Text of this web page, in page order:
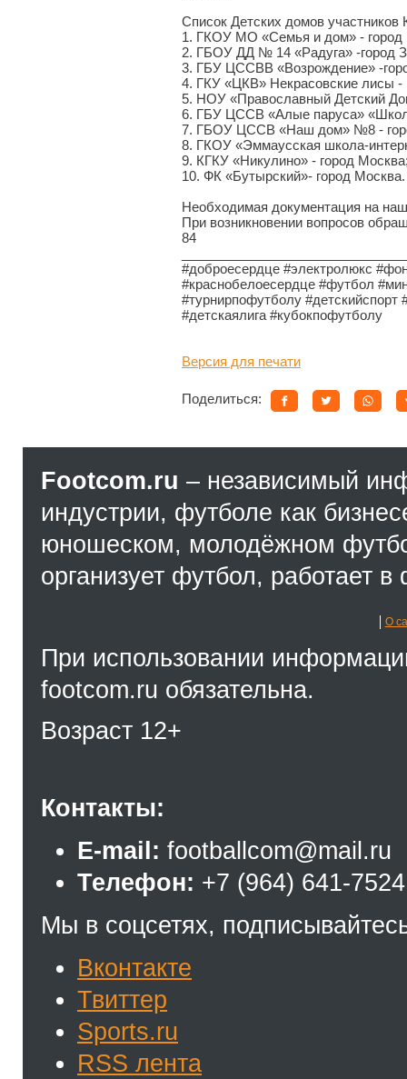
Список Детских домов
1. ГКОУ МО «Семья и дом» - город
2. ГБОУ ДД № 14 «Радуга» -город
3. ГБУ ЦССВВ «Возрождение» -
4. ГКУ «ЦКВ» Некрасовские лисы -
5. НОУ «Православный Детский
6. ГБУ ЦССВ «Алые паруса»
7. ГБОУ ЦССВ «Наш дом» №8 -
8. ГКОУ «Эммаусская школа-
9. КГКУ «Никулино» - город
10. ФК «Бутырский»- город Москва.
Необходимая документация на
При возникновении вопросов
84
#доброесердце #электролюкс
#краснобелоесердце #футбол
#турнирпофутболу #детскийспорт
#детскаялига #кубокпофутболу
Версия для печати
Поделиться:
Footcom.ru – независимый
индустрии, футболе как
юношеском, молодёжном
организует футбол, работает
О
При использовании
footcom.ru обязательна.
Возраст 12+
Контакты:
E-mail: footballcom@mail.ru
Телефон: +7 (964) 641-7524
Мы в соцсетях,
Вконтакте
Твиттер
Sports.ru
RSS лента